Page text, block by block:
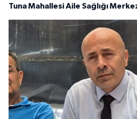
Tuna Mahallesi Aile Sağlığı